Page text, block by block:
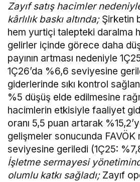
Zayıf satış hacimler
kârlılık baskı altında; Şirketin
hem yurtiçi talepteki daralma
gelirler içinde görece daha
payının artması nedeniyle
1Ç26’da %6,6 seviyesine
giderlerinde sıkı kontrol
%5 düşüş elde edilmesine
hacimlerin etkisiyle faaliyet
oranı 5,5 puan artarak
gelişmeler sonucunda FAVÖK
seviyesine geriledi (1Ç25:
İşletme sermayesi
olumlu katkı sağladı; Zayıf